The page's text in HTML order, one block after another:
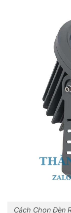
Cách Chọn Đèn